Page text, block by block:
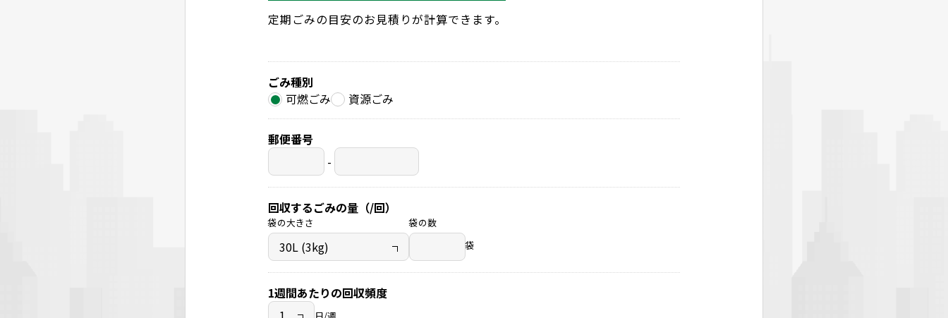
定期ごみの目安のお見積りが計算できます。
ごみ種別
可燃ごみ
資源ごみ
郵便番号
-
回収するごみの量（/回）
袋の大きさ
袋の数
袋
1週間あたりの回収頻度